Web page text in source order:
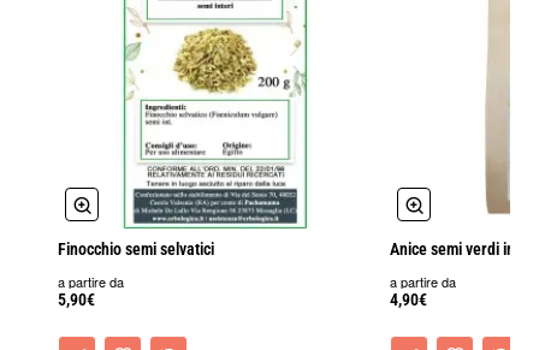
Finocchio semi selvatici
a partire da
5,90€
Anice semi verdi interi
a partire da
4,90€